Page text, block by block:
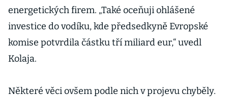
energetických firem. „Také oceňuji ohlášené
investice do vodíku, kde předsedkyně Evropské
komise potvrdila částku tří miliard eur,“ uvedl
Kolaja.
Některé věci ovšem podle nich v projevu chyběly.